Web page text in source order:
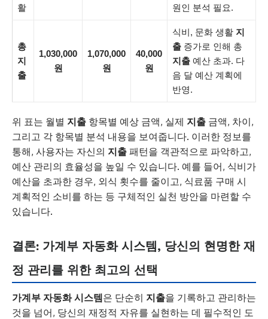
활
원인 분석 필요.
총
지
출
1,030,000
원
1,070,000
원
40,000
원
식비, 문화 생활 지
출 증가로 인해 총
지출 예산 초과. 다
음 달 예산 계획에
반영.
위 표는 월별 지출 항목별 예상 금액, 실제 지출 금액, 차이,
그리고 각 항목별 분석 내용을 보여줍니다. 이러한 정보를
통해, 사용자는 자신의 지출 패턴을 객관적으로 파악하고,
예산 관리의 효율성을 높일 수 있습니다. 예를 들어, 식비가
예산을 초과한 경우, 외식 횟수를 줄이고, 식료품 구매 시
계획적인 소비를 하는 등 구체적인 실천 방안을 마련할 수
있습니다.
결론: 가계부 자동화 시스템, 당신의 현명한 재
정 관리를 위한 최고의 선택
가계부 자동화 시스템은 단순히 지출을 기록하고 관리하는
것을 넘어, 당신의 재정적 자유를 실현하는 데 필수적인 도